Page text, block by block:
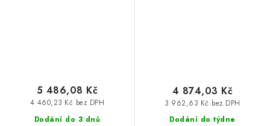
Dodání do 3 dnů
4 460,23 Kč bez DPH
5 486,08 Kč
Dodání do týdne
3 962,63 Kč bez DPH
4 874,03 Kč